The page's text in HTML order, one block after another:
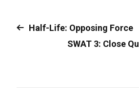
Half-Life: Opposing Force
SWAT 3: Close